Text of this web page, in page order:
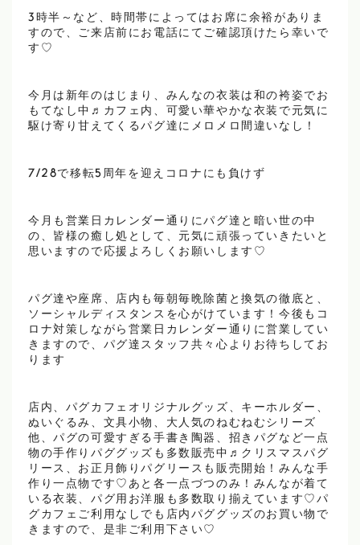
3時半～など、時間帯によってはお席に余裕がありま
すので、ご来店前にお電話にてご確認頂けたら幸いで
す♡
今月は新年のはじまり、みんなの衣装は和の袴姿でお
もてなし中♬カフェ内、可愛い華やかな衣装で元気に
駆け寄り甘えてくるパグ達にメロメロ間違いなし！
7/28で移転5周年を迎えコロナにも負けず
今月も営業日カレンダー通りにパグ達と暗い世の中
の、皆様の癒し処として、元気に頑張っていきたいと
思いますので応援よろしくお願いします♡
パグ達や座席、店内も毎朝毎晩除菌と換気の徹底と、
ソーシャルディスタンスを心がけています！今後もコ
ロナ対策しながら営業日カレンダー通りに営業してい
きますので、パグ達スタッフ共々心よりお待ちしてお
ります
店内、パグカフェオリジナルグッズ、キーホルダー、
ぬいぐるみ、文具小物、大人気のねむねむシリーズ
他、パグの可愛すぎる手書き陶器、招きパグなど一点
物の手作りパググッズも多数販売中♬クリスマスパグ
リース、お正月飾りパグリースも販売開始！みんな手
作り一点物です♡あと各一点づつのみ！みんなが着て
いる衣装、パグ用お洋服も多数取り揃えています♡パ
グカフェご利用なしでも店内パググッズのお買い物で
きますので、是非ご利用下さい♡